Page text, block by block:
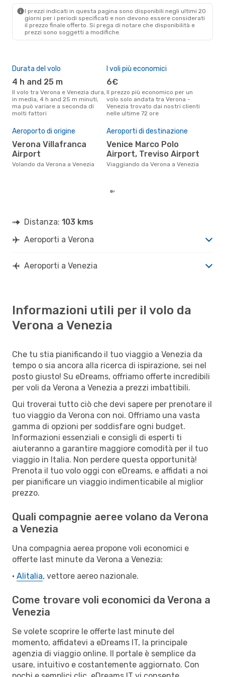
I prezzi indicati in questa pagina sono disponibili negli ultimi 20
giorni per i periodi specificati e non devono essere considerati
il ​​prezzo finale offerto. Si prega di notare che disponibilità e
prezzi sono soggetti a modifiche.
Durata del volo
4 h and 25 m
Il volo tra Verona e Venezia dura,
in media, 4 h and 25 m minuti,
ma può variare a seconda di
molti fattori
I voli più economici
6€
Il prezzo più economico per un
volo solo andata tra Verona -
Venezia trovato dai nostri clienti
nelle ultime 72 ore
Aeroporto di origine
Verona Villafranca
Airport
Volando da Verona a Venezia
Aeroporti di destinazione
Venice Marco Polo
Airport, Treviso Airport
Viaggiando da Verona a Venezia
Distanza: 103 kms
Aeroporti a Verona
Aeroporti a Venezia
Informazioni utili per il volo da
Verona a Venezia
Che tu stia pianificando il tuo viaggio a Venezia da
tempo o sia ancora alla ricerca di ispirazione, sei nel
posto giusto! Su eDreams, offriamo offerte incredibili
per voli da Verona a Venezia a prezzi imbattibili.
Qui troverai tutto ciò che devi sapere per prenotare il
tuo viaggio da Verona con noi. Offriamo una vasta
gamma di opzioni per soddisfare ogni budget.
Informazioni essenziali e consigli di esperti ti
aiuteranno a garantire maggiore comodità per il tuo
viaggio in Italia. Non perdere questa opportunità!
Prenota il tuo volo oggi con eDreams, e affidati a noi
per pianificare un viaggio indimenticabile al miglior
prezzo.
Quali compagnie aeree volano da Verona
a Venezia
Una compagnia aerea propone voli economici e
offerte last minute da Verona a Venezia:
• Alitalia, vettore aereo nazionale.
Come trovare voli economici da Verona a
Venezia
Se volete scoprire le offerte last minute del
momento, affidatevi a eDreams IT, la principale
agenzia di viaggio online. Il portale è semplice da
usare, intuitivo e costantemente aggiornato. Con